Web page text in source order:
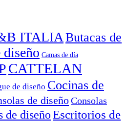
ITALIAButacas de
diseño Camas de día
CATTELAN
de diseño Cocinas de
de diseñoConsolas
de diseñoEscritorios de